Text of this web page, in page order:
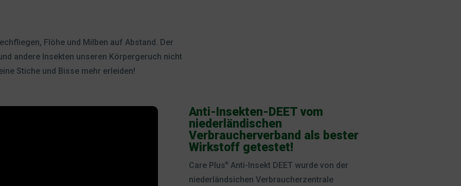
Flöhe und Milben auf Abstand. Der
andere Insekten unseren Körpergeruch nicht
Stiche und Bisse mehr erleiden!
Anti-Insekten-DEET vom
niederländischen
Verbraucherverband als bester
Wirkstoff getestet!
Care Plus®Anti-Insekt DEET wurde von der
niederländsichen Verbraucherzentrale